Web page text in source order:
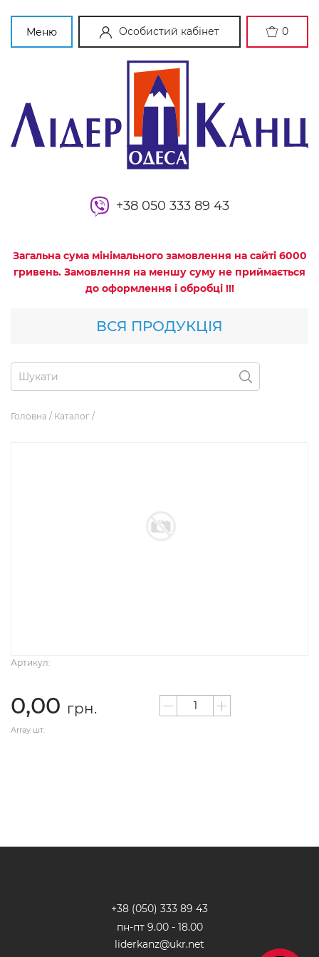
Меню Особистий кабінет 0
+38 050 333 89 43
Загальна сума мінімального замовлення на сайті 6000
гривень. Замовлення на меншу суму не приймається
до оформлення і обробці !!!
ВСЯ ПРОДУКЦІЯ
Головна / Каталог /
Артикул:
0,00 грн.
Array шт.
+38 (050) 333 89 43
пн-пт 9.00 - 18.00
liderkanz@ukr.net